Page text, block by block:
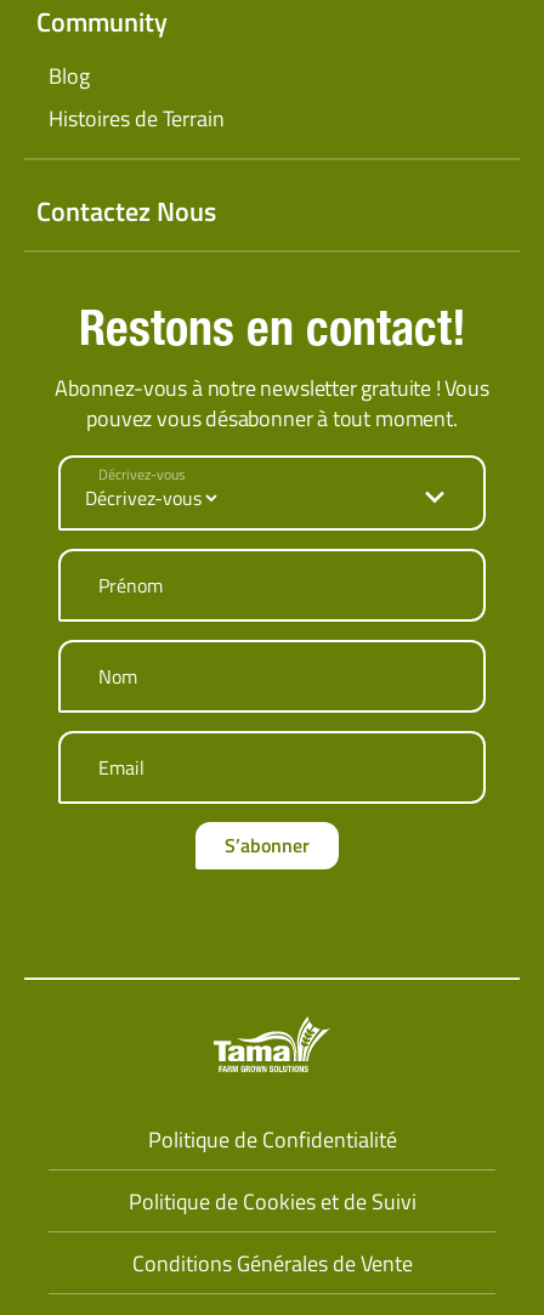
Community
Blog
Histoires de Terrain
Contactez Nous
Restons en contact!
Abonnez-vous à notre newsletter gratuite ! Vous
pouvez vous désabonner à tout moment.
Décrivez-vous
Prénom
Nom
Email
S’abonner
Politique de Confidentialité
Politique de Cookies et de Suivi
Conditions Générales de Vente